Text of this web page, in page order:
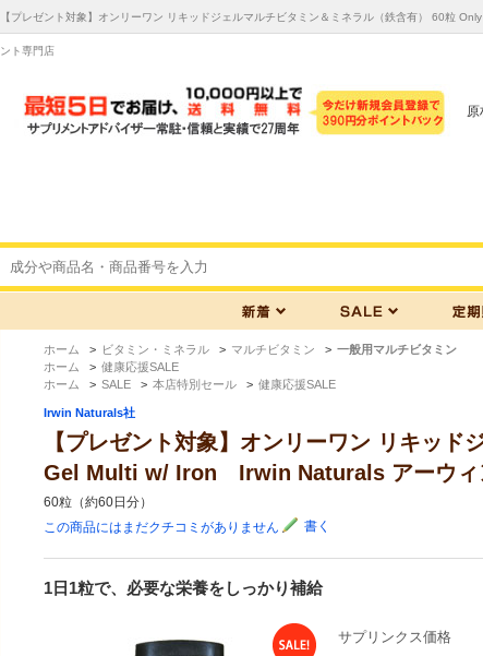
【プレゼント対象】オンリーワン リキッドジェルマルチビタミン＆ミネラル（鉄含有） 60粒
ント専門店
原
ホーム > ビタミン・ミネラル > マルチビタミン > 一般用マルチビタミン
ホーム
> 健康応援SALE
ホーム
> SALE > 本店特別セール > 健康応援SALE
Irwin Naturals社
【プレゼント対象】オンリーワン リキッ
Gel Multi w/ Iron Irwin Naturals アーウィ
60粒（約60日分）
この商品にはまだクチコミがありません
書く
1日1粒で、必要な栄養をしっかり補給
サプリンクス価格